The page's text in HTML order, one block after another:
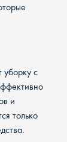
с
и
только